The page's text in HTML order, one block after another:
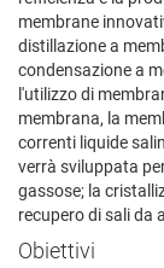
membrane
distillazione a
condensazione a
l'utilizzo di
membrana, la
correnti liquide
verrà sviluppata
gassose; la
recupero di sali da
Obiettivi